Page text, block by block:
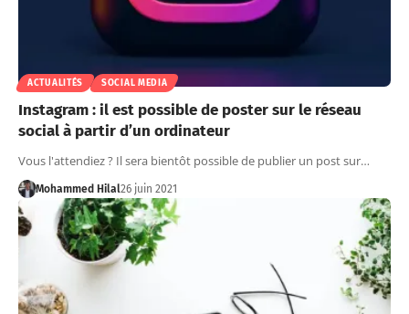
ACTUALITÉS SOCIAL MEDIA
Instagram : il est possible de poster sur le réseau
social à partir d’un ordinateur
Vous l'attendiez ? Il sera bientôt possible de publier un post sur…
Mohammed Hilal26 juin 2021